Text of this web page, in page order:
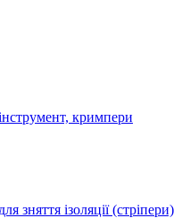
кримпери
зняття ізоляції (стріпери)